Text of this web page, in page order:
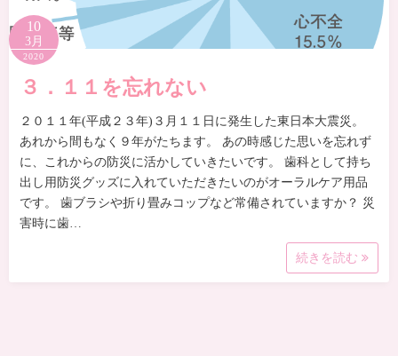
10
3月
2020
３．１１を忘れない
２０１１年(平成２３年)３月１１日に発生した東日本大震災。
あれから間もなく９年がたちます。 あの時感じた思いを忘れず
に、これからの防災に活かしていきたいです。 歯科として持ち
出し用防災グッズに入れていただきたいのがオーラルケア用品
です。 歯ブラシや折り畳みコップなど常備されていますか？ 災
害時に歯…
続きを読む